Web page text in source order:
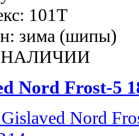
101T
зима (шипы)
Nord Frost-5